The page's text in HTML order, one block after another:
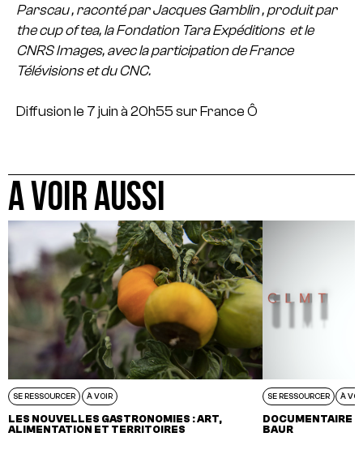
Parscau , raconté par Jacques Gamblin , produit par
the cup of tea, la Fondation Tara Expéditions et le
CNRS Images, avec la participation de France
Télévisions et du CNC.
Diffusion le 7 juin à 20h55 sur France Ô
A VOIR AUSSI
SE RESSOURCER À VOIR
LES NOUVELLES GASTRONOMIES : ART,
ALIMENTATION ET TERRITOIRES
SE RESSOURCER À
DOCUMENTAIRE
BAUR